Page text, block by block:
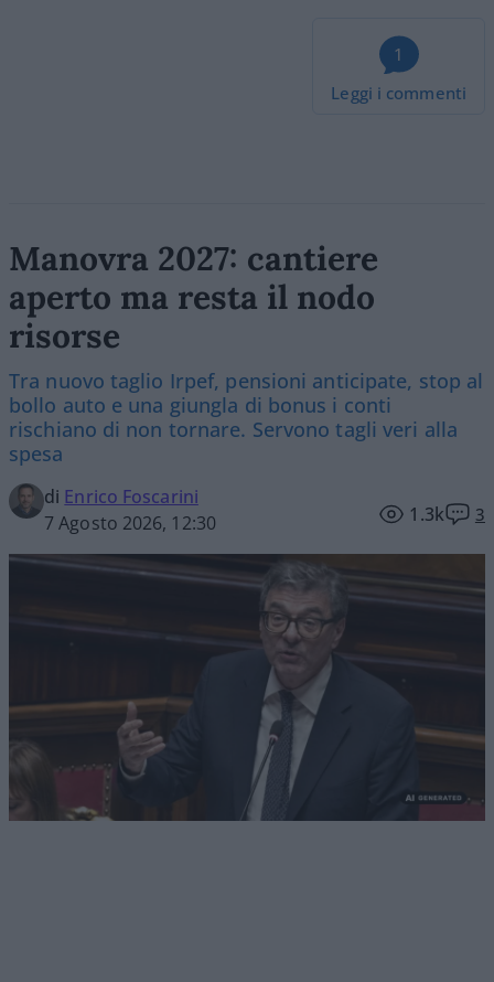
1
Leggi i commenti
Manovra 2027: cantiere
aperto ma resta il nodo
risorse
Tra nuovo taglio Irpef, pensioni anticipate, stop al
bollo auto e una giungla di bonus i conti
rischiano di non tornare. Servono tagli veri alla
spesa
di Enrico Foscarini
7 Agosto 2026, 12:30
1.3k 3